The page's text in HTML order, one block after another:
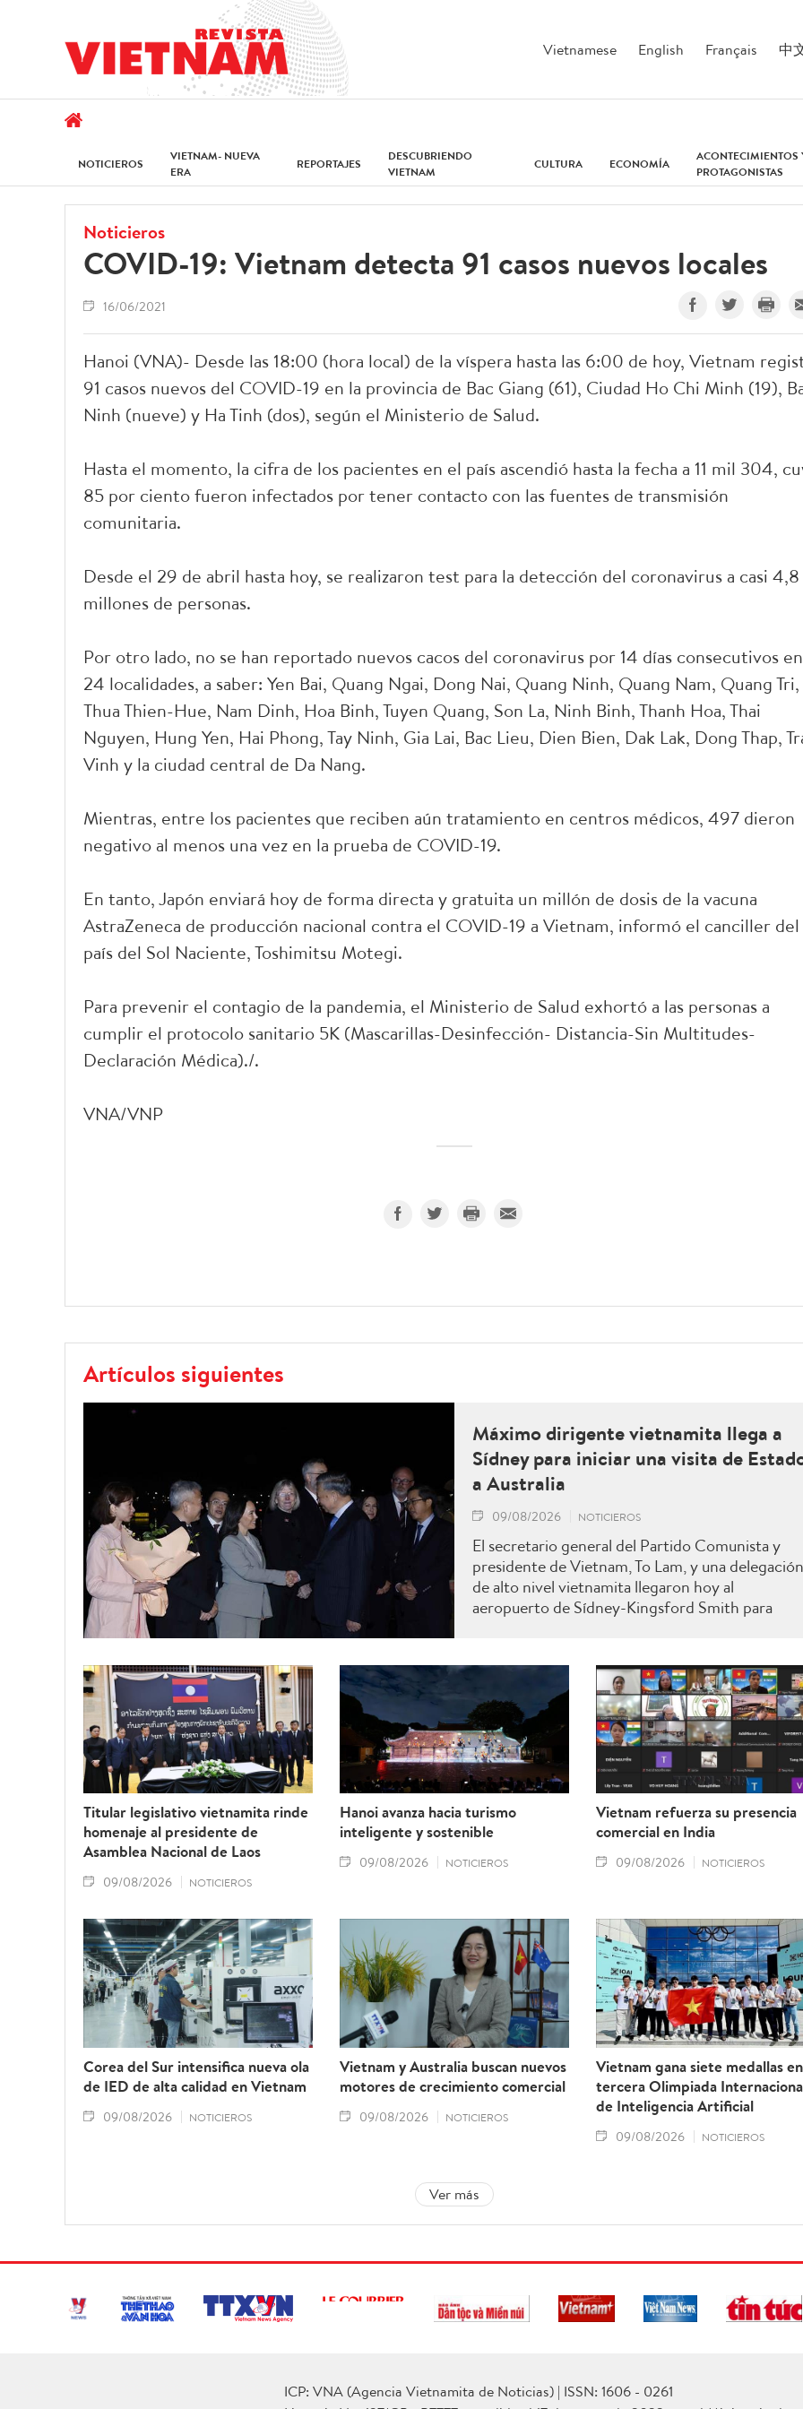
Vietnamese English Français 中
NOTICIEROS
VIETNAM- NUEVA
ERA
REPORTAJES
DESCUBRIENDO
VIETNAM
CULTURA ECONOMÍA
ACONTECIMIENTOS
PROTAGONISTAS
Noticieros
COVID-19: Vietnam detecta 91 casos nuevos locales
16/06/2021
Hanoi (VNA)- Desde las 18:00 (hora local) de la víspera hasta las 6:00 de hoy, Vietnam
91 casos nuevos del COVID-19 en la provincia de Bac Giang (61), Ciudad Ho Chi Minh (19),
Ninh (nueve) y Ha Tinh (dos), según el Ministerio de Salud.
Hasta el momento, la cifra de los pacientes en el país ascendió hasta la fecha a 11 mil 304,
85 por ciento fueron infectados por tener contacto con las fuentes de transmisión
comunitaria.
Desde el 29 de abril hasta hoy, se realizaron test para la detección del coronavirus a casi 4,8
millones de personas.
Por otro lado, no se han reportado nuevos cacos del coronavirus por 14 días consecutivos en
24 localidades, a saber: Yen Bai, Quang Ngai, Dong Nai, Quang Ninh, Quang Nam, Quang Tri,
Thua Thien-Hue, Nam Dinh, Hoa Binh, Tuyen Quang, Son La, Ninh Binh, Thanh Hoa, Thai
Nguyen, Hung Yen, Hai Phong, Tay Ninh, Gia Lai, Bac Lieu, Dien Bien, Dak Lak, Dong Thap,
Vinh y la ciudad central de Da Nang.
Mientras, entre los pacientes que reciben aún tratamiento en centros médicos, 497 dieron
negativo al menos una vez en la prueba de COVID-19.
En tanto, Japón enviará hoy de forma directa y gratuita un millón de dosis de la vacuna
AstraZeneca de producción nacional contra el COVID-19 a Vietnam, informó el canciller del
país del Sol Naciente, Toshimitsu Motegi.
Para prevenir el contagio de la pandemia, el Ministerio de Salud exhortó a las personas a
cumplir el protocolo sanitario 5K (Mascarillas-Desinfección- Distancia-Sin Multitudes-
Declaración Médica)./.
VNA/VNP
Artículos siguientes
Máximo dirigente vietnamita llega a
Sídney para iniciar una visita de
a Australia
09/08/2026 NOTICIEROS
El secretario general del Partido Comunista y
presidente de Vietnam, To Lam, y una delegación
de alto nivel vietnamita llegaron hoy al
aeropuerto de Sídney-Kingsford Smith para
de la gobernadora general de Australia, Sam
Titular legislativo vietnamita rinde
homenaje al presidente de
Asamblea Nacional de Laos
09/08/2026 NOTICIEROS
Hanoi avanza hacia turismo
inteligente y sostenible
09/08/2026 NOTICIEROS
Vietnam refuerza su presencia
comercial en India
09/08/2026 NOTICIEROS
Corea del Sur intensifica nueva ola
de IED de alta calidad en Vietnam
09/08/2026 NOTICIEROS
Vietnam y Australia buscan nuevos
motores de crecimiento comercial
09/08/2026 NOTICIEROS
Vietnam gana siete medallas en
tercera Olimpiada
de Inteligencia Artificial
09/08/2026 NOTICIEROS
Ver más
ICP: VNA (Agencia Vietnamita de Noticias) | ISSN: 1606 - 0261